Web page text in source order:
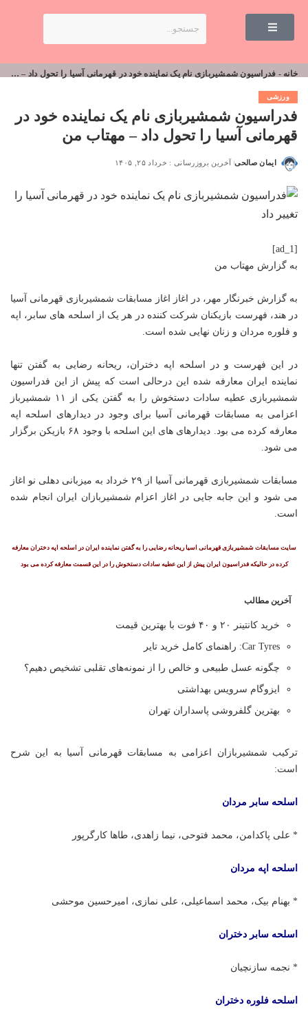
خانه - فدراسیون شمشیربازی نام یک نماینده خود در قهرمانی آسیا را تحول داد – مهتاب من
ورزشی
فدراسیون شمشیربازی نام یک نماینده خود در
قهرمانی آسیا را تحول داد – مهتاب من
ایمان صالحی آخرین بروزرسانی : خرداد ۲۵, ۱۴۰۵
[ad_1]
به گزارش مهتاب من
به گزارش خبرنگار مهر، در اغاز اغاز مسابقات شمشیربازی قهرمانی آسیا
در هند، فهرست بازیکنان شرکت کننده در هر یک از اسلحه های سابر، اپه
و فلوره مردان و زنان نهایی شده است.
در این فهرست و در اسلحه اپه دختران، ریحانه رضایی به گفتن تنها
نماینده ایران معارفه شده این درحالی است که پیش از این فدراسیون
شمشیربازی عطیه سادات دستخوش را به گفتن یکی از ۱۱ شمشیرباز
اعزامی به مسابقات قهرمانی آسیا برای وجود در دیدارهای اسلحه اپه
معارفه کرده می بود. دیدارهای های این اسلحه با وجود ۶۸ بازیکن برگزار
می شود.
مسابقات شمشیربازی قهرمانی آسیا از ۲۹ خرداد به میزبانی دهلی نو اغاز
می شود و این جابه جایی در اغاز اعزام شمشیربازان ایران انجام شده
است.
سایت مسابقات شمشیربازی قهرمانی اسیا ریحانه رضایی را به گفتن نماینده ایران در اسلحه اپه دختران معارفه
کرده در حالیکه فدراسیون ایران پیش از این عطیه سادات دستخوش را در این قسمت معارفه کرده می بود
آخرین مطالب
خرید کانتینر ۲۰ و ۴۰ فوت با بهترین قیمت
Car Tyres: راهنمای کامل خرید تایر
چگونه عسل طبیعی و خالص را از نمونه‌های تقلبی تشخیص دهیم؟
ایزوگام سرویس بهداشتی
بهترین گلفروشی پاسداران تهران
ترکیب شمشیربازان اعزامی به مسابقات قهرمانی آسیا به این شرح
است:
اسلحه سابر مردان
* علی پاکدامن، محمد فتوحی، نیما زاهدی، طاها کارگرپور
اسلحه اپه مردان
* بهنام بیک، محمد اسماعیلی، علی نمازی، امیرحسین موحشی
اسلحه سابر دختران
* نجمه سازنچیان
اسلحه فلوره دختران